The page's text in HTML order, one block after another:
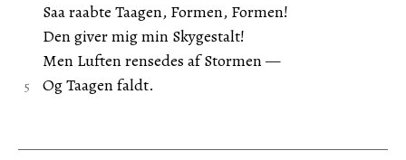
Saa raabte Taagen, Formen, Formen!
Den giver mig min Skygestalt!
Men Luften rensedes af Stormen —
Og Taagen faldt.